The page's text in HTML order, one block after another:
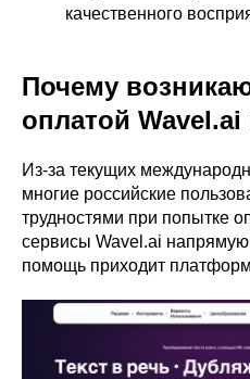
качественного
Почему
оплатой
Из-за текущих
многие российские
трудностями при попытке
сервисы Wavel.ai
помощь приходит